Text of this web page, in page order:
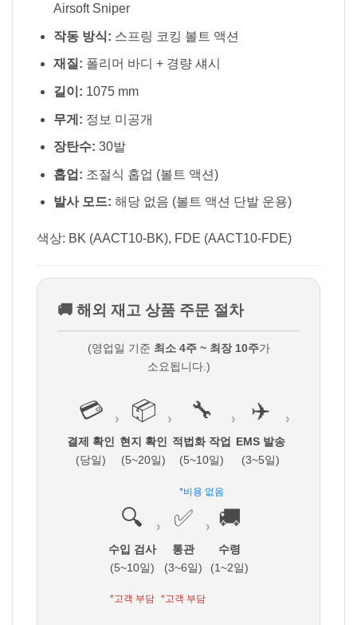
Airsoft Sniper
작동 방식: 스프링 코킹 볼트 액션
재질: 폴리머 바디 + 경량 섀시
길이: 1075 mm
무게: 정보 미공개
장탄수: 30발
홉업: 조절식 홉업 (볼트 액션)
발사 모드: 해당 없음 (볼트 액션 단발 운용)
색상: BK (AACT10-BK), FDE (AACT10-FDE)
🚚 해외 재고 상품 주문 절차
(영업일 기준 최소 4주 ~ 최장 10주가
소요됩니다.)
💳
결제 확인
(당일)
› 📦
현지 확인
(5~20일)
› 🔧
적법화 작업
(5~10일)
*비용 없음
› ✈️
EMS 발송
(3~5일)
›
🔍
수입 검사
(5~10일)
*고객 부담
› ✅
통관
(3~6일)
*고객 부담
› 🚚
수령
(1~2일)